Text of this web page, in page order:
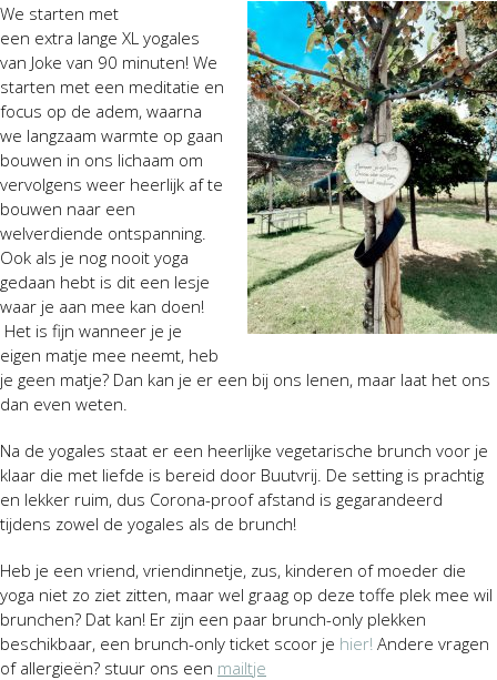
We starten met
een extra lange XL yogales
van Joke van 90 minuten! We
starten met een meditatie en
focus op de adem, waarna
we langzaam warmte op gaan
bouwen in ons lichaam om
vervolgens weer heerlijk af te
bouwen naar een
welverdiende ontspanning.
Ook als je nog nooit yoga
gedaan hebt is dit een lesje
waar je aan mee kan doen!
Het is fijn wanneer je je
eigen matje mee neemt, heb
je geen matje? Dan kan je er een bij ons lenen, maar laat het ons
dan even weten.
Na de yogales staat er een heerlijke vegetarische brunch voor je
klaar die met liefde is bereid door Buutvrij. De setting is prachtig
en lekker ruim, dus Corona-proof afstand is gegarandeerd
tijdens zowel de yogales als de brunch!
Heb je een vriend, vriendinnetje, zus, kinderen of moeder die
yoga niet zo ziet zitten, maar wel graag op deze toffe plek mee wil
brunchen? Dat kan! Er zijn een paar brunch-only plekken
beschikbaar, een brunch-only ticket scoor je hier! Andere vragen
of allergieën? stuur ons een mailtje